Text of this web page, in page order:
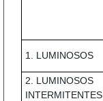
1. LUMINOSOS
2. LUMINOSOS
INTERMITENTES